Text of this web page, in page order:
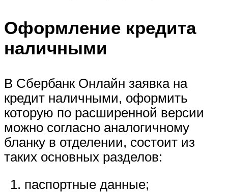
Оформление кредита
наличными
В Сбербанк Онлайн заявка на
кредит наличными, оформить
которую по расширенной версии
можно согласно аналогичному
бланку в отделении, состоит из
таких основных разделов:
паспортные данные;